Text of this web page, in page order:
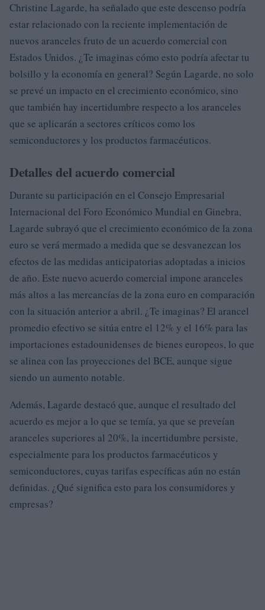
Christine Lagarde, ha señalado que este descenso podría
estar relacionado con la reciente implementación de
nuevos aranceles fruto de un acuerdo comercial con
Estados Unidos. ¿Te imaginas cómo esto podría afectar tu
bolsillo y la economía en general? Según Lagarde, no solo
se prevé un impacto en el crecimiento económico, sino
que también hay incertidumbre respecto a los aranceles
que se aplicarán a sectores críticos como los
semiconductores y los productos farmacéuticos.
Detalles del acuerdo comercial
Durante su participación en el Consejo Empresarial
Internacional del Foro Económico Mundial en Ginebra,
Lagarde subrayó que el crecimiento económico de la zona
euro se verá mermado a medida que se desvanezcan los
efectos de las medidas anticipatorias adoptadas a inicios
de año. Este nuevo acuerdo comercial impone aranceles
más altos a las mercancías de la zona euro en comparación
con la situación anterior a abril. ¿Te imaginas? El arancel
promedio efectivo se sitúa entre el 12% y el 16% para las
importaciones estadounidenses de bienes europeos, lo que
se alinea con las proyecciones del BCE, aunque sigue
siendo un aumento notable.
Además, Lagarde destacó que, aunque el resultado del
acuerdo es mejor a lo que se temía, ya que se preveían
aranceles superiores al 20%, la incertidumbre persiste,
especialmente para los productos farmacéuticos y
semiconductores, cuyas tarifas específicas aún no están
definidas. ¿Qué significa esto para los consumidores y
empresas?